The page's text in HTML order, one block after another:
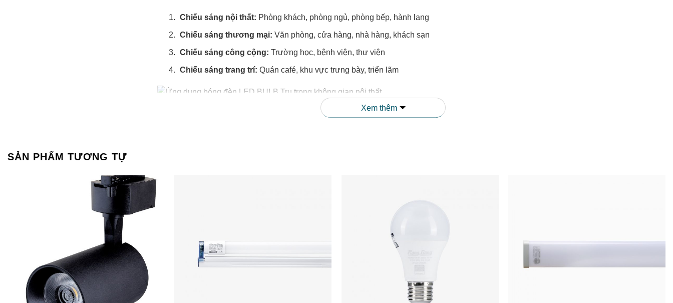
Chiếu sáng nội thất: Phòng khách, phòng ngủ, phòng bếp, hành lang
Chiếu sáng thương mại: Văn phòng, cửa hàng, nhà hàng, khách sạn
Chiếu sáng công cộng: Trường học, bệnh viện, thư viện
Chiếu sáng trang trí: Quán café, khu vực trưng bày, triển lãm
giúp bạn tiết kiệm đến 80% chi phí điện năng hàng tháng. Đây là giải pháp lý tưởng trong bối cảnh giá điện
2. Tuổi Thọ Cao, Giảm Chi Phí Thay Thế
Với tuổi thọ lên đến 15.000 giờ sử dụng (tương đương 5-7 năm sử dụng bình thường),
Xem thêm
SẢN PHẨM TƯƠNG TỰ